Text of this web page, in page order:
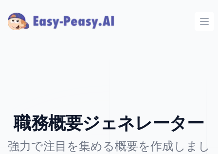
職務概要ジェネレーター
強力で注目を集める概要を作成しまし